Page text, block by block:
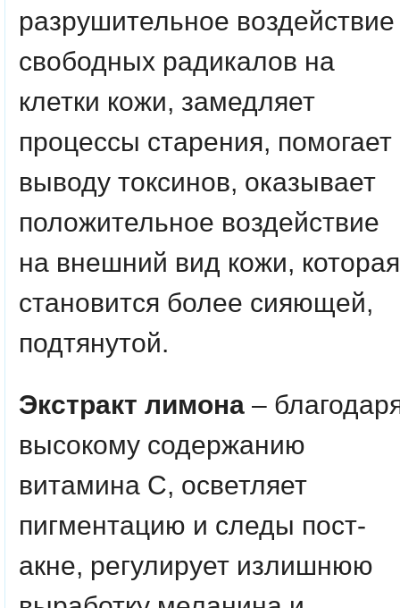
разрушительное воздействие
свободных радикалов на
клетки кожи, замедляет
процессы старения, помогает
выводу токсинов, оказывает
положительное воздействие
на внешний вид кожи, которая
становится более сияющей,
подтянутой.
Экстракт лимона –
высокому содержанию
витамина С, осветляет
пигментацию и следы пост-
акне, регулирует излишнюю